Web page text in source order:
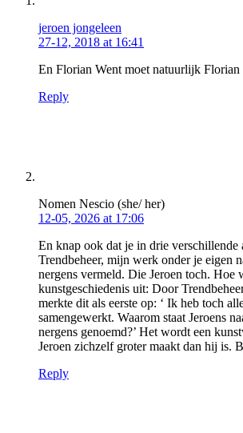
jeroen jongeleen
27-12, 2018 at 16:41
En Florian Went moet natuurlijk
Reply
Nomen Nescio (she/ her)
12-05, 2026 at 17:06
En knap ook dat je in drie verschillende
Trendbeheer, mijn werk onder je eigen
nergens vermeld. Die Jeroen toch. Hoe
kunstgeschiedenis uit: Door
merkte dit als eerste op: ‘ Ik heb toch
samengewerkt. Waarom staat Jeroens
nergens genoemd?’ Het wordt een
Jeroen zichzelf groter maakt dan hij is.
Reply